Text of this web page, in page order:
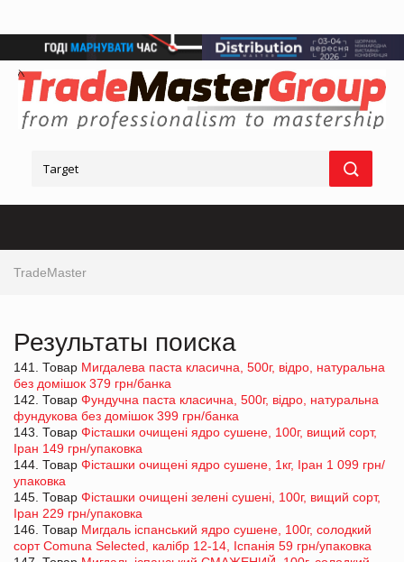
TradeMaster
Результаты поиска
141. Товар Мигдалева паста класична, 500г, відро, натуральна
без домішок 379 грн/банка
142. Товар Фундучна паста класична, 500г, відро, натуральна
фундукова без домішок 399 грн/банка
143. Товар Фісташки очищені ядро ​​сушене, 100г, вищий сорт,
Іран 149 грн/упаковка
144. Товар Фісташки очищені ядро сушене, 1кг, Іран 1 099 грн/
упаковка
145. Товар Фісташки очищені зелені сушені, 100г, вищий сорт,
Іран 229 грн/упаковка
146. Товар Мигдаль іспанський ядро ​​сушене, 100г, солодкий
сорт Comuna Selected, калібр 12-14, Іспанія 59 грн/упаковка